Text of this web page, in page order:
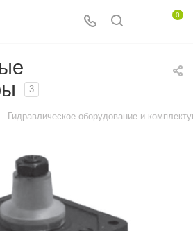
0
3
Гидравлическое оборудование и